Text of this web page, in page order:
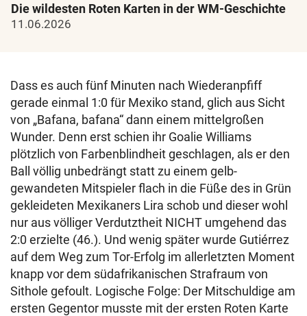
Die wildesten Roten Karten in der WM-Geschichte
11.06.2026
Dass es auch fünf Minuten nach Wiederanpfiff
gerade einmal 1:0 für Mexiko stand, glich aus Sicht
von „Bafana, bafana“ dann einem mittelgroßen
Wunder. Denn erst schien ihr Goalie Williams
plötzlich von Farbenblindheit geschlagen, als er den
Ball völlig unbedrängt statt zu einem gelb-
gewandeten Mitspieler flach in die Füße des in Grün
gekleideten Mexikaners Lira schob und dieser wohl
nur aus völliger Verdutztheit NICHT umgehend das
2:0 erzielte (46.). Und wenig später wurde Gutiérrez
auf dem Weg zum Tor-Erfolg im allerletzten Moment
knapp vor dem südafrikanischen Strafraum von
Sithole gefoult. Logische Folge: Der Mitschuldige am
ersten Gegentor musste mit der ersten Roten Karte